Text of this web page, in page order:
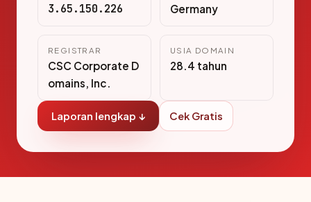
3.65.150.226 Germany
REGISTRAR
CSC Corporate D
omains, Inc.
USIA DOMAIN
28.4 tahun
Laporan lengkap ↓ Cek Gratis